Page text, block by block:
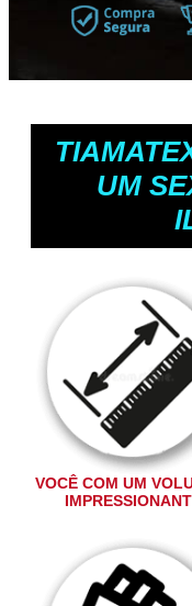
UM
VOCÊ COM UM